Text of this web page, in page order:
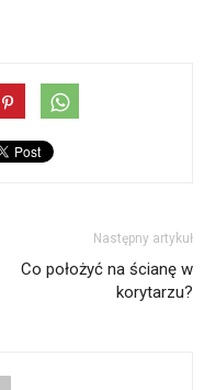
Następny artykuł
Co położyć na ścianę w
korytarzu?